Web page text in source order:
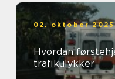
02. oktober 2025
Hvordan
trafikulykker